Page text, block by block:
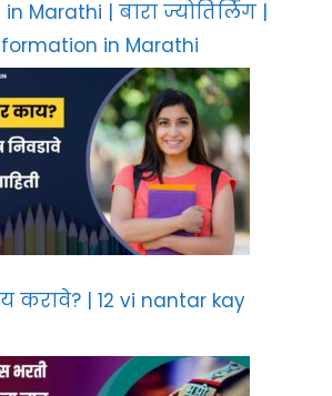
Marathi | बारा ज्योतिर्लिंग |
in Marathi
करावे? | 12 vi nantar kay